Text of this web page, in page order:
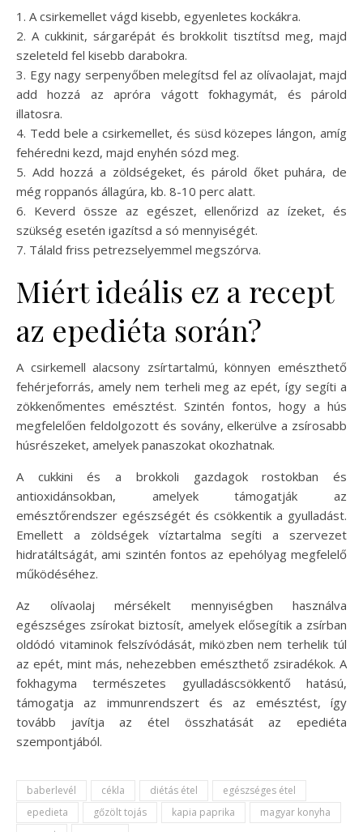
1. A csirkemellet vágd kisebb, egyenletes kockákra.
2. A cukkinit, sárgarépát és brokkolit tisztítsd meg, majd
szeleteld fel kisebb darabokra.
3. Egy nagy serpenyőben melegítsd fel az olívaolajat, majd
add hozzá az apróra vágott fokhagymát, és párold
illatosra.
4. Tedd bele a csirkemellet, és süsd közepes lángon, amíg
fehéredni kezd, majd enyhén sózd meg.
5. Add hozzá a zöldségeket, és párold őket puhára, de
még roppanós állagúra, kb. 8-10 perc alatt.
6. Keverd össze az egészet, ellenőrizd az ízeket, és
szükség esetén igazítsd a só mennyiségét.
7. Tálald friss petrezselyemmel megszórva.
Miért ideális ez a recept
az epediéta során?
A csirkemell alacsony zsírtartalmú, könnyen emészthető
fehérjeforrás, amely nem terheli meg az epét, így segíti a
zökkenőmentes emésztést. Szintén fontos, hogy a hús
megfelelően feldolgozott és sovány, elkerülve a zsírosabb
húsrészeket, amelyek panaszokat okozhatnak.
A cukkini és a brokkoli gazdagok rostokban és
antioxidánsokban, amelyek támogatják az
emésztőrendszer egészségét és csökkentik a gyulladást.
Emellett a zöldségek víztartalma segíti a szervezet
hidratáltságát, ami szintén fontos az epehólyag megfelelő
működéséhez.
Az olívaolaj mérsékelt mennyiségben használva
egészséges zsírokat biztosít, amelyek elősegítik a zsírban
oldódó vitaminok felszívódását, miközben nem terhelik túl
az epét, mint más, nehezebben emészthető zsiradékok. A
fokhagyma természetes gyulladáscsökkentő hatású,
támogatja az immunrendszert és az emésztést, így
tovább javítja az étel összhatását az epediéta
szempontjából.
baberlevél cékla diétás étel
egészséges étel
epedieta
gőzölt tojás kapia paprika
magyar konyha